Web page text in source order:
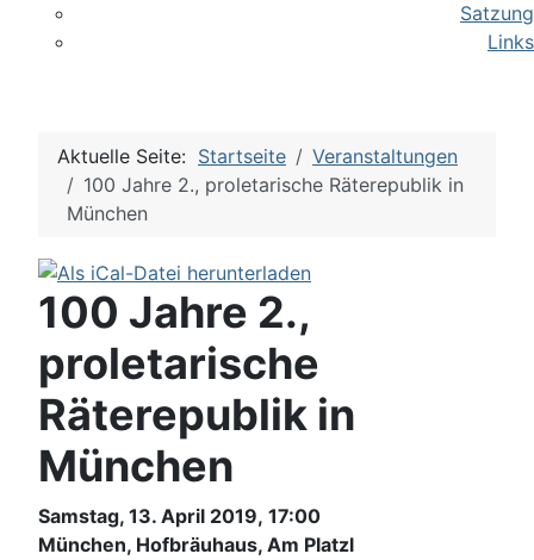
Satzung
Links
Aktuelle Seite: Startseite
Veranstaltungen
100 Jahre 2., proletarische Räterepublik in
München
100 Jahre 2.,
proletarische
Räterepublik in
München
Samstag, 13. April 2019, 17:00
München, Hofbräuhaus, Am Platzl